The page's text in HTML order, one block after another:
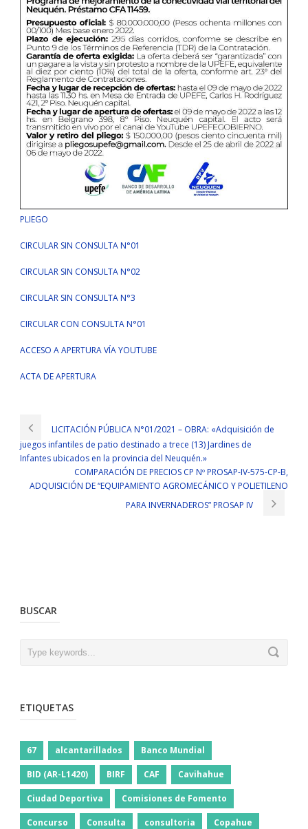
PLIEGO
CIRCULAR SIN CONSULTA N°01
CIRCULAR SIN CONSULTA N°02
CIRCULAR SIN CONSULTA N°3
CIRCULAR CON CONSULTA N°01
ACCESO A APERTURA VÍA YOUTUBE
ACTA DE APERTURA
LICITACIÓN PÚBLICA N°01/2021 – OBRA: «Adquisición de
juegos infantiles de patio destinado a trece (13) Jardines de
Infantes ubicados en la provincia del Neuquén.»
COMPARACIÓN DE PRECIOS CP Nº PROSAP-IV-575-CP-B,
ADQUISICIÓN DE “EQUIPAMIENTO AGROMECÁNICO Y POLIETILENO
PARA INVERNADEROS” PROSAP IV
BUSCAR
ETIQUETAS
67 alcantarillados Banco Mundial
BID (AR-L1420) BIRF CAF Cavihahue
Ciudad Deportiva Comisiones de Fomento
Concurso Consulta consultoria Copahue